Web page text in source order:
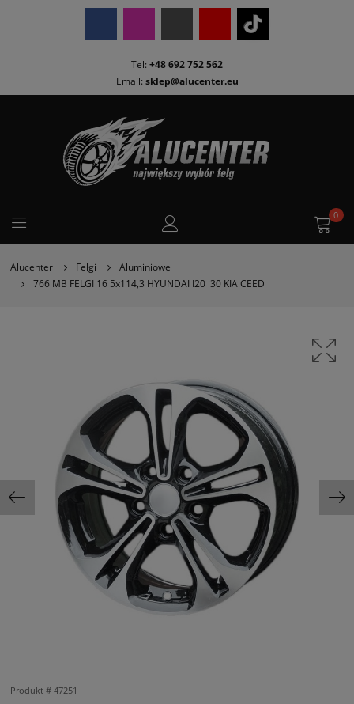
Tel: +48 692 752 562
Email: sklep@alucenter.eu
0
Alucenter Felgi
Aluminiowe
766 MB FELGI 16 5x114,3 HYUNDAI I20 i30 KIA CEED
Produkt #47251